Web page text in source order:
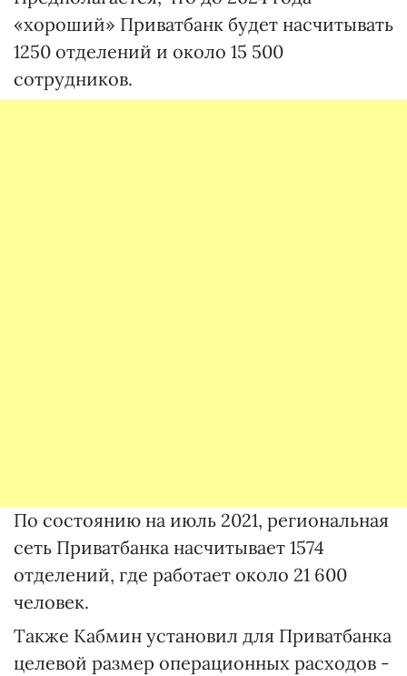
«хороший» Приватбанк будет насчитывать
1250 отделений и около 15 500
сотрудников.
По состоянию на июль 2021, региональная
сеть Приватбанка насчитывает 1574
отделений, где работает около 21 600
человек.
Также Кабмин установил для Приватбанка
целевой размер операционных расходов -